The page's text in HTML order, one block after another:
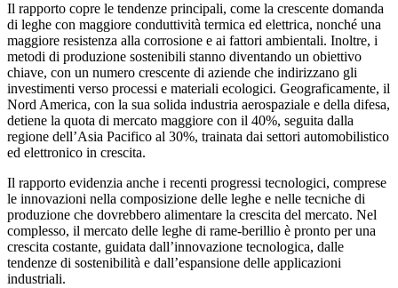
Il rapporto copre le tendenze principali, come la crescente domanda
di leghe con maggiore conduttività termica ed elettrica, nonché una
maggiore resistenza alla corrosione e ai fattori ambientali. Inoltre, i
metodi di produzione sostenibili stanno diventando un obiettivo
chiave, con un numero crescente di aziende che indirizzano gli
investimenti verso processi e materiali ecologici. Geograficamente, il
Nord America, con la sua solida industria aerospaziale e della difesa,
detiene la quota di mercato maggiore con il 40%, seguita dalla
regione dell’Asia Pacifico al 30%, trainata dai settori automobilistico
ed elettronico in crescita.
Il rapporto evidenzia anche i recenti progressi tecnologici, comprese
le innovazioni nella composizione delle leghe e nelle tecniche di
produzione che dovrebbero alimentare la crescita del mercato. Nel
complesso, il mercato delle leghe di rame-berillio è pronto per una
crescita costante, guidata dall’innovazione tecnologica, dalle
tendenze di sostenibilità e dall’espansione delle applicazioni
industriali.